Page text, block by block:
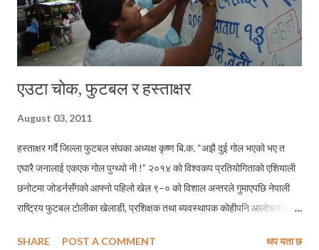
एउटा चोक, फुटबल र हस्ताक्षर
August 03, 2011
हस्ताक्षर गर्दै जिल्ला फुटबल संघका अध्यक्ष कृष्ण बि.क. “अझै दुई गोल भएको भए त
एघारै जनालाई एकएक गोल पुग्थ्यो नी !” २०१४ को विश्वकप प्रतियोगिताको एशियाली
छनोटमा जोडर्नसँगको आफ्नो पहिलो खेल ९–० को विशाल अन्तरले गुमाएपछि नेपाली
राष्ट्रिय फुटबल टोलीका खेलाडी, प्रशिक्षक तथा ब्यवस्थापक कोहीपनि आलोचनाको
अन्तरले मात्र पराजित हुने विश्वास बोकेर अम्मान उडेका नेपाली राष्ट्रिय टोलीका
SHARE POST A COMMENT थप यता छ